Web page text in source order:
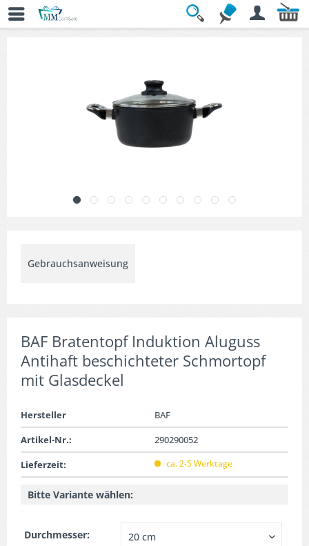
Übersicht
Gebrauchsanweisung
BAF Bratentopf Induktion Aluguss
Antihaft beschichteter Schmortopf
mit Glasdeckel
Hersteller
BAF
Artikel-Nr.:
290290052
Lieferzeit:
ca. 2-5 Werktage
Bitte Variante wählen:
Durchmesser: